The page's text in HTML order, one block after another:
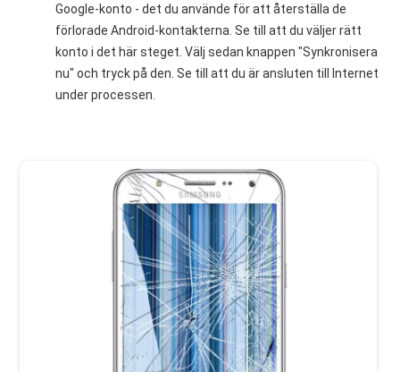
Google-konto - det du använde för att återställa de
förlorade Android-kontakterna. Se till att du väljer rätt
konto i det här steget. Välj sedan knappen "Synkronisera
nu" och tryck på den. Se till att du är ansluten till Internet
under processen.